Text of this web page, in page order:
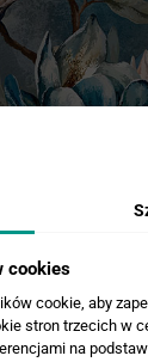
cookies
cookie, aby
stron trzecich w
na